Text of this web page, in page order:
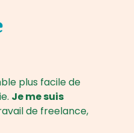
plus facile de
Je me suis
de freelance,